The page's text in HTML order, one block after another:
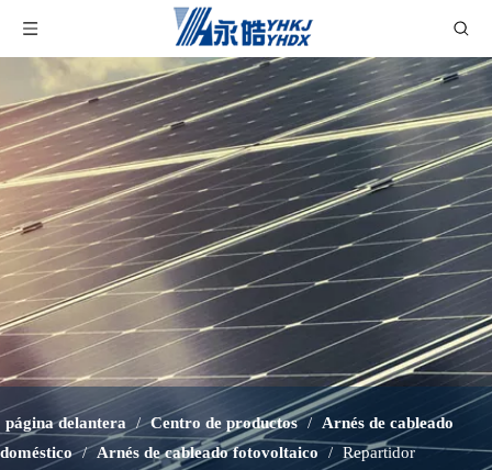
página delantera / Centro de productos /
Arnés de cableado
doméstico / Arnés de cableado fotovoltaico / Repartidor